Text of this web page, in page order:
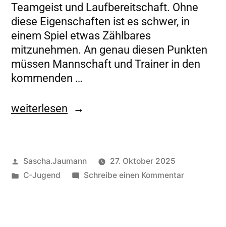
Teamgeist und Laufbereitschaft. Ohne
diese Eigenschaften ist es schwer, in
einem Spiel etwas Zählbares
mitzunehmen. An genau diesen Punkten
müssen Mannschaft und Trainer in den
kommenden …
weiterlesen
Sascha.Jaumann
27. Oktober 2025
C-Jugend
Schreibe einen Kommentar